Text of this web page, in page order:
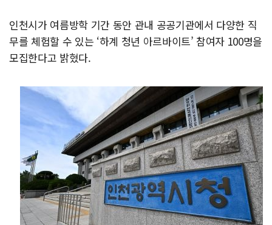
인천시가 여름방학 기간 동안 관내 공공기관에서 다양한 직
무를 체험할 수 있는 ‘하계 청년 아르바이트’ 참여자 100명을
모집한다고 밝혔다.